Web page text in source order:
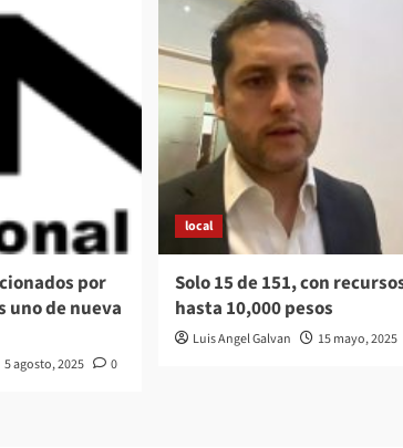
por
uno de nueva
5 agosto, 2025 0
local
Solo 15 de 151, con
hasta 10,000 pesos
Luis Angel Galvan 15 mayo, 2025